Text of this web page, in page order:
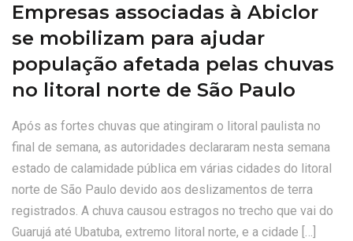
Empresas associadas à Abiclor
se mobilizam para ajudar
população afetada pelas chuvas
no litoral norte de São Paulo
Após as fortes chuvas que atingiram o litoral paulista no
final de semana, as autoridades declararam nesta semana
estado de calamidade pública em várias cidades do litoral
norte de São Paulo devido aos deslizamentos de terra
registrados. A chuva causou estragos no trecho que vai do
Guarujá até Ubatuba, extremo litoral norte, e a cidade […]